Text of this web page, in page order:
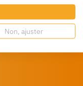
Non, ajuster